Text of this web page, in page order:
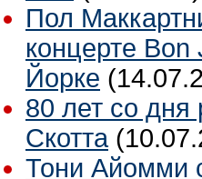
Пол
концерте
Йорке
80 лет со
Скотта
Тони Айомми